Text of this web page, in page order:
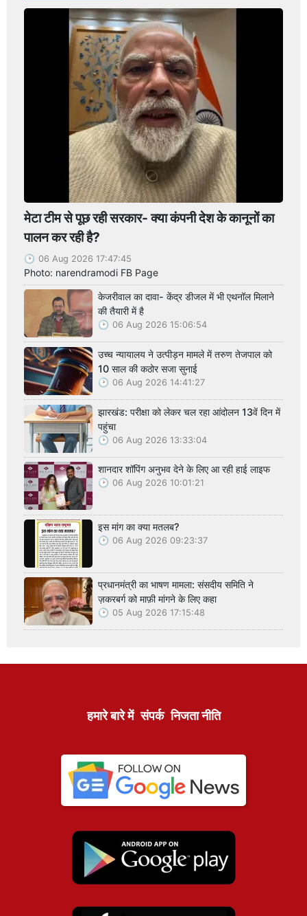
मेटा टीम से पूछ रही सरकार- क्या कंपनी देश के कानूनों का
पालन कर रही है?
06 Aug 2026 17:47:45
Photo: narendramodi FB Page
केजरीवाल का दावा- केंद्र डीजल में भी एथनॉल मिलाने
की तैयारी में है
06 Aug 2026 15:06:54
उच्च न्यायालय ने उत्पीड़न मामले में तरुण तेजपाल को
10 साल की कठोर सजा सुनाई
06 Aug 2026 14:41:27
झारखंड: परीक्षा को लेकर चल रहा आंदोलन 13वें दिन में
पहुंचा
06 Aug 2026 13:33:04
शानदार शॉपिंग अनुभव देने के लिए आ रही हाई लाइफ
06 Aug 2026 10:01:21
इस मांग का क्या मतलब?
06 Aug 2026 09:23:37
प्रधानमंत्री का भाषण मामला: संसदीय समिति ने
ज़करबर्ग को माफ़ी मांगने के लिए कहा
05 Aug 2026 17:15:48
हमारे बारे में संपर्क निजता नीति